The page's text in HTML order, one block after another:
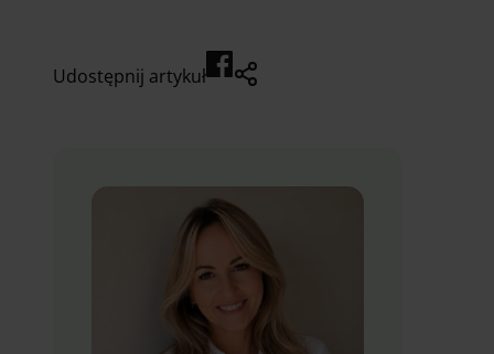
Udostępnij artykuł